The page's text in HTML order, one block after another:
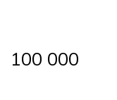
100 000